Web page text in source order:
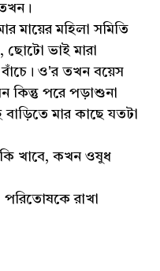
মায়ের মহিলা সমিতি
ছোটো ভাই মারা
বাঁচে। ও'র তখন বয়েস
কিন্তু পরে পড়াশুনা
মার কাছে যতটা
কি খাবে, কখন ওষুধ
রাখা